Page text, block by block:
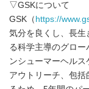
▽GSKについて
GSK（ https://
気分を良くし、長
る科学主導のグロ
ンシューマーヘルス
アウトリーチ、包